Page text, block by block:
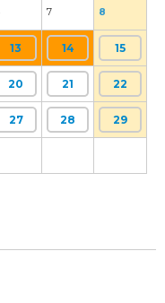
7 8
13 14 15
20 21 22
27 28 29